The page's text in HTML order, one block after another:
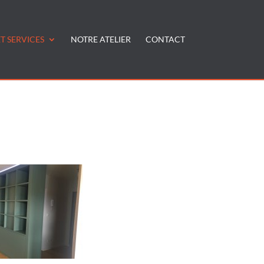
SERVICES NOTRE ATELIER CONTACT